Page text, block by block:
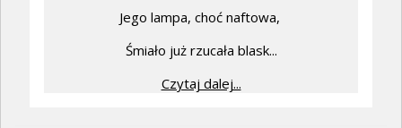
Jego lampa, choć naftowa,
Śmiało już rzucała blask...
Czytaj dalej...